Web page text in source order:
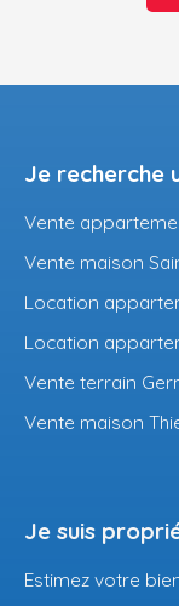
Je recherche
Vente
Vente maison
Location
Location
Vente terrain
Vente maison
Je suis
Estimez votre